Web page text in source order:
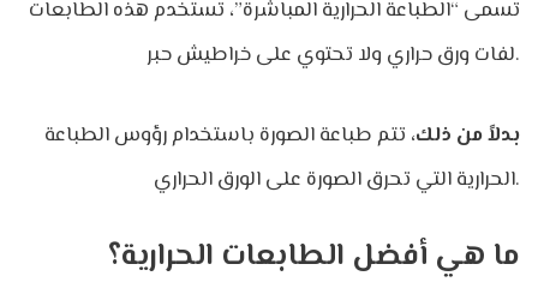
تسمى “الطباعة الحرارية المباشرة”، تستخدم هذه الطابعات
لفات ورق حراري ولا تحتوي على خراطيش حبر.
بدلاً من ذلك، تتم طباعة الصورة باستخدام رؤوس الطباعة
الحرارية التي تحرق الصورة على الورق الحراري.
ما هي أفضل الطابعات الحرارية؟